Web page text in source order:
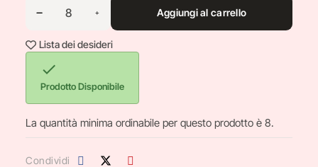
Aggiungi al carrello
Lista dei desideri

Prodotto Disponibile
La quantità minima ordinabile per questo prodotto è 8.
Condividi